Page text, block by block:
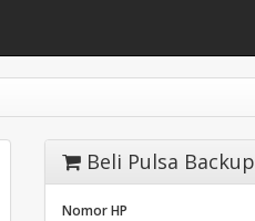
Beli Pulsa Backup
Nomor HP